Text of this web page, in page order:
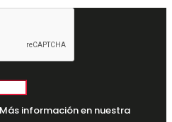
información en nuestra